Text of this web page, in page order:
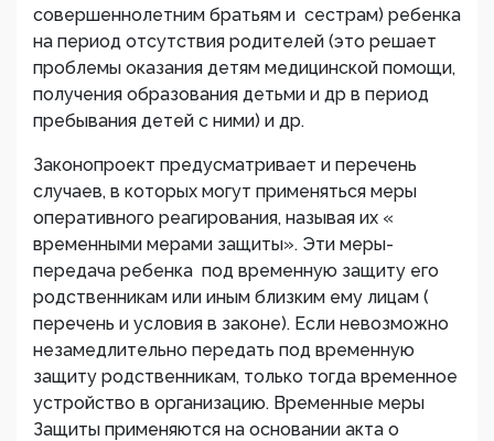
совершеннолетним братьям и сестрам) ребенка
на период отсутствия родителей (это решает
проблемы оказания детям медицинской помощи,
получения образования детьми и др в период
пребывания детей с ними) и др.
Законопроект предусматривает и перечень
случаев, в которых могут применяться меры
оперативного реагирования, называя их «
временными мерами защиты». Эти меры-
передача ребенка под временную защиту его
родственникам или иным близким ему лицам (
перечень и условия в законе). Если невозможно
незамедлительно передать под временную
защиту родственникам, только тогда временное
устройство в организацию. Временные меры
Защиты применяются на основании акта о